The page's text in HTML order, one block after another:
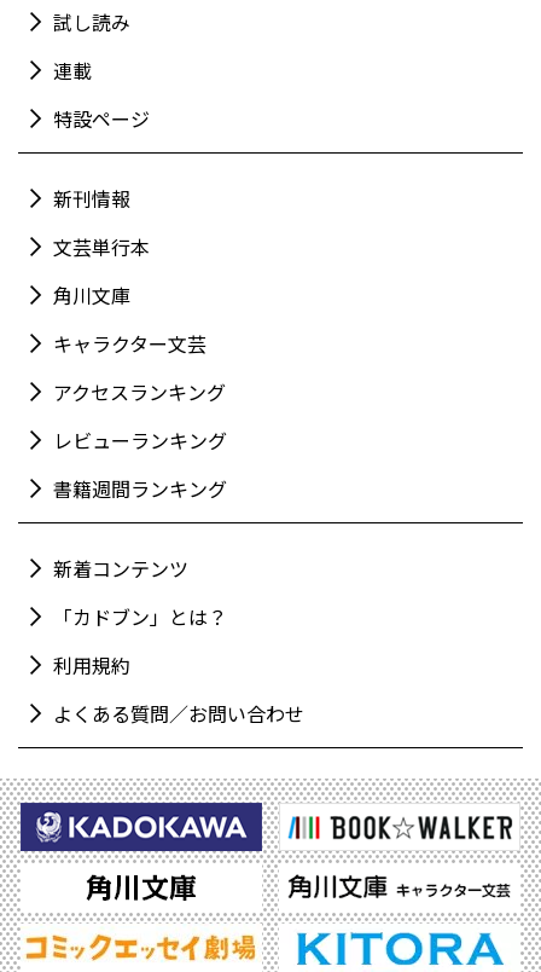
試し読み
連載
特設ページ
新刊情報
文芸単行本
角川文庫
キャラクター文芸
アクセスランキング
レビューランキング
書籍週間ランキング
新着コンテンツ
「カドブン」とは？
利用規約
よくある質問／お問い合わせ